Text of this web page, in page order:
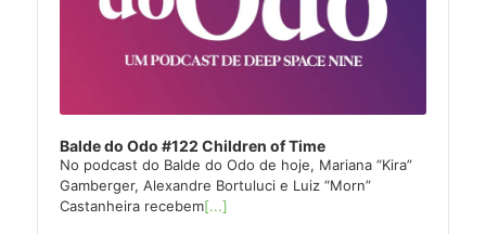
Balde do Odo #122 Children of Time
No podcast do Balde do Odo de hoje, Mariana “Kira”
Gamberger, Alexandre Bortuluci e Luiz “Morn”
Castanheira recebem[...]